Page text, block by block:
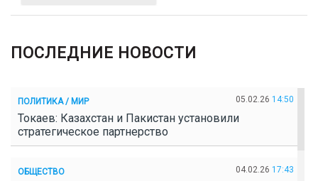
ПОСЛЕДНИЕ НОВОСТИ
ПОЛИТИКА / МИР 05.02.26 14:50
Токаев: Казахстан и Пакистан установили
стратегическое партнерство
ОБЩЕСТВО 04.02.26 17:43